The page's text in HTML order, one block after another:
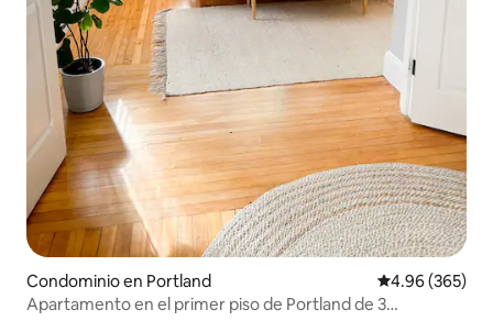
Condominio en Portland Calificación
4.96 (365)
Apartamento en el primer piso de Portland de 3